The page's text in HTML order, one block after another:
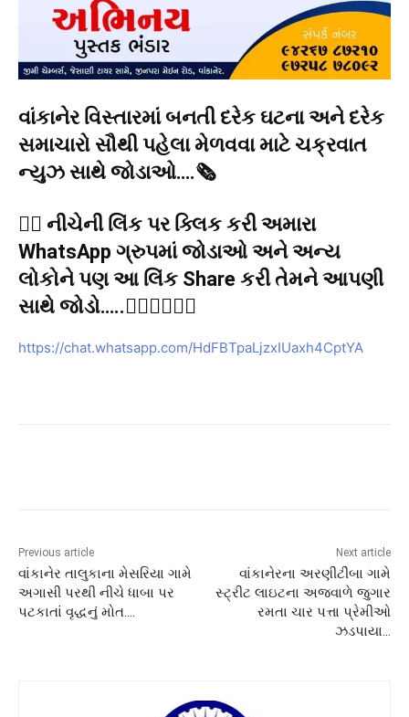
વાંકાનેર વિસ્તારમાં બનતી દરેક ઘટના અને દરેક
સમાચારો સૌથી પહેલા મેળવવા માટે ચક્રવાત
ન્યુઝ સાથે જોડાઓ….🗞️
👉🏻 નીચેની લિંક પર ક્લિક કરી અમારા
WhatsApp ગ્રુપમાં જોડાઓ અને અન્ય
લોકોને પણ આ લિંક Share કરી તેમને આપણી
સાથે જોડો…..👇🏻👇🏻👇🏻
https://chat.whatsapp.com/HdFBTpaLjzxIUaxh4CptYA
Previous article
વાંકાનેર તાલુકાના મેસરિયા ગામે
અગાસી પરથી નીચે ધાબા પર
પટકાતાં વૃદ્ધનું મોત….
Next article
વાંકાનેરના અરણીટીંબા ગામે
સ્ટ્રીટ લાઇટના અજવાળે જુગાર
રમતા ચાર પત્તા પ્રેમીઓ
ઝડપાયા…